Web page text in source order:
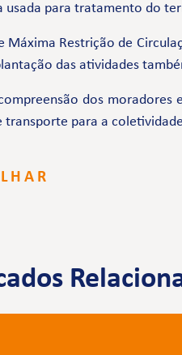
usada para tratamento do
Máxima Restrição de
das atividades
dos
transporte para a